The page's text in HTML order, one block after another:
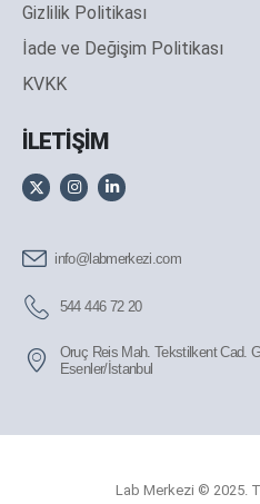
Gizlilik Politikası
İade ve Değişim Politikası
KVKK
İLETİŞİM
info@labmerkezi.com
544 446 72 20
Oruç Reis Mah. Tekstilkent Cad.
Esenler/İstanbul
Lab Merkezi © 2025.